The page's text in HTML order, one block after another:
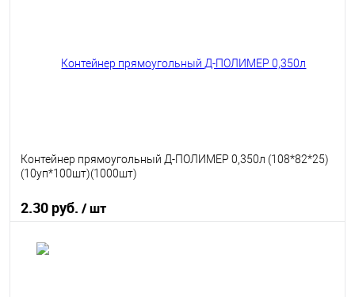
Контейнер прямоугольный Д-ПОЛИМЕР 0,350л (108*82*25)
(10уп*100шт)(1000шт)
2.30 руб. / шт